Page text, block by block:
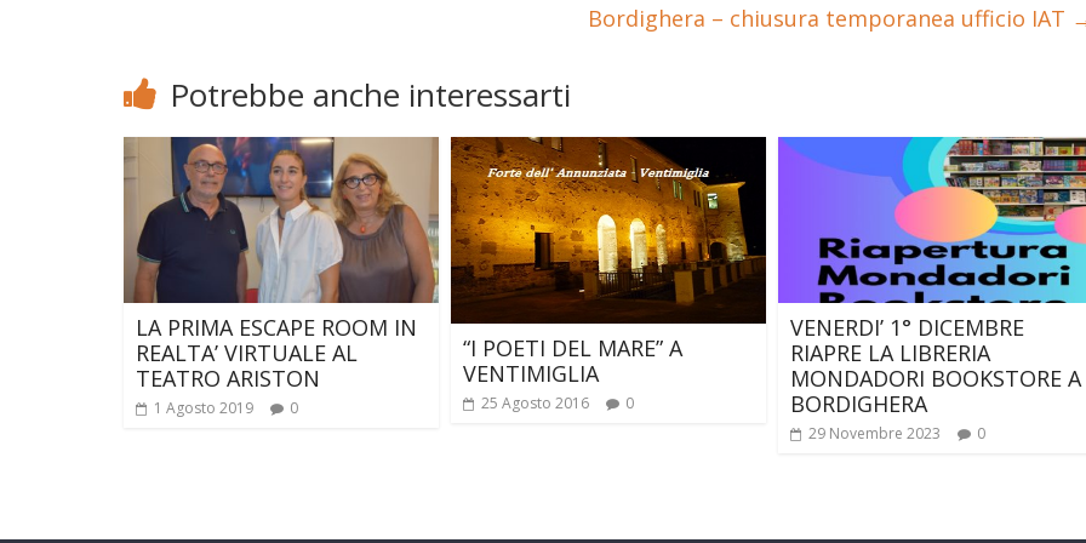
Bordighera – chiusura temporanea ufficio IAT
Potrebbe anche interessarti
LA PRIMA ESCAPE ROOM IN
REALTA’ VIRTUALE AL
TEATRO ARISTON
1 Agosto 2019 0
“I POETI DEL MARE” A
VENTIMIGLIA
25 Agosto 2016 0
VENERDI’ 1° DICEMBRE
RIAPRE LA LIBRERIA
MONDADORI BOOKSTORE A
BORDIGHERA
29 Novembre 2023 0